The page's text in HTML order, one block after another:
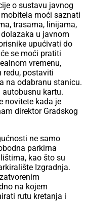
o sustavu javnog
moći saznati
trasama, linijama,
u javnom
upućivati do
se moći pratiti
vremenu,
redu, postaviti
na odabranu stanicu.
kartu.
novitete kada je
direktor Gradskog
ne samo
parkirna
kao što su
Izgradnja.
na kojem
rutu kretanja i